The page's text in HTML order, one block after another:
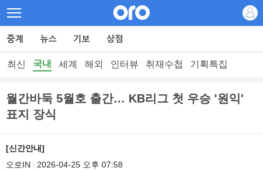
최신 국내 세계 해외 인터뷰 취재수첩 기획특집
월간바둑 5월호 출간… KB리그 첫 우승 '원익'
표지 장식
[신간안내]
오로IN
2026-04-25 오후 07:58